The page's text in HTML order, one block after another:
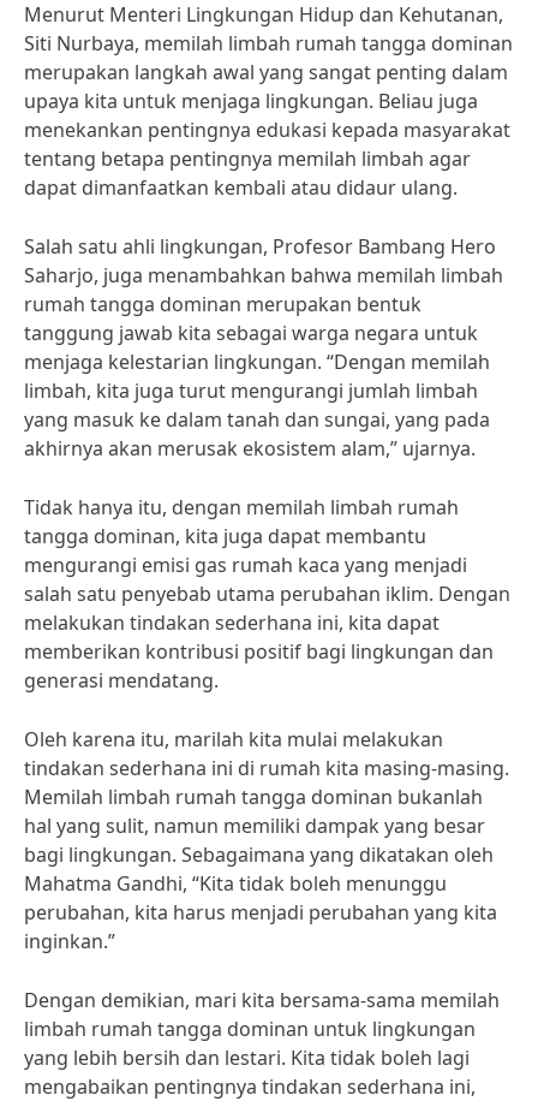
Menurut Menteri Lingkungan Hidup dan Kehutanan,
Siti Nurbaya, memilah limbah rumah tangga dominan
merupakan langkah awal yang sangat penting dalam
upaya kita untuk menjaga lingkungan. Beliau juga
menekankan pentingnya edukasi kepada masyarakat
tentang betapa pentingnya memilah limbah agar
dapat dimanfaatkan kembali atau didaur ulang.
Salah satu ahli lingkungan, Profesor Bambang Hero
Saharjo, juga menambahkan bahwa memilah limbah
rumah tangga dominan merupakan bentuk
tanggung jawab kita sebagai warga negara untuk
menjaga kelestarian lingkungan. “Dengan memilah
limbah, kita juga turut mengurangi jumlah limbah
yang masuk ke dalam tanah dan sungai, yang pada
akhirnya akan merusak ekosistem alam,” ujarnya.
Tidak hanya itu, dengan memilah limbah rumah
tangga dominan, kita juga dapat membantu
mengurangi emisi gas rumah kaca yang menjadi
salah satu penyebab utama perubahan iklim. Dengan
melakukan tindakan sederhana ini, kita dapat
memberikan kontribusi positif bagi lingkungan dan
generasi mendatang.
Oleh karena itu, marilah kita mulai melakukan
tindakan sederhana ini di rumah kita masing-masing.
Memilah limbah rumah tangga dominan bukanlah
hal yang sulit, namun memiliki dampak yang besar
bagi lingkungan. Sebagaimana yang dikatakan oleh
Mahatma Gandhi, “Kita tidak boleh menunggu
perubahan, kita harus menjadi perubahan yang kita
inginkan.”
Dengan demikian, mari kita bersama-sama memilah
limbah rumah tangga dominan untuk lingkungan
yang lebih bersih dan lestari. Kita tidak boleh lagi
mengabaikan pentingnya tindakan sederhana ini,